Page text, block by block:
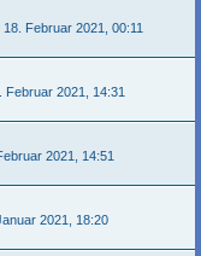
Februar 2021, 00:11
Februar 2021, 14:31
2021, 14:51
2021, 18:20